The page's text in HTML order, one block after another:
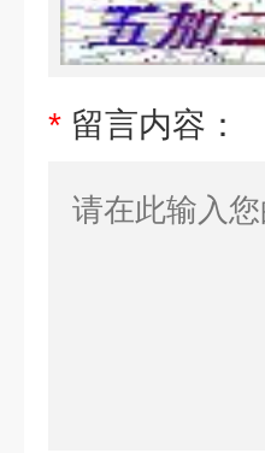
* 留言内容：